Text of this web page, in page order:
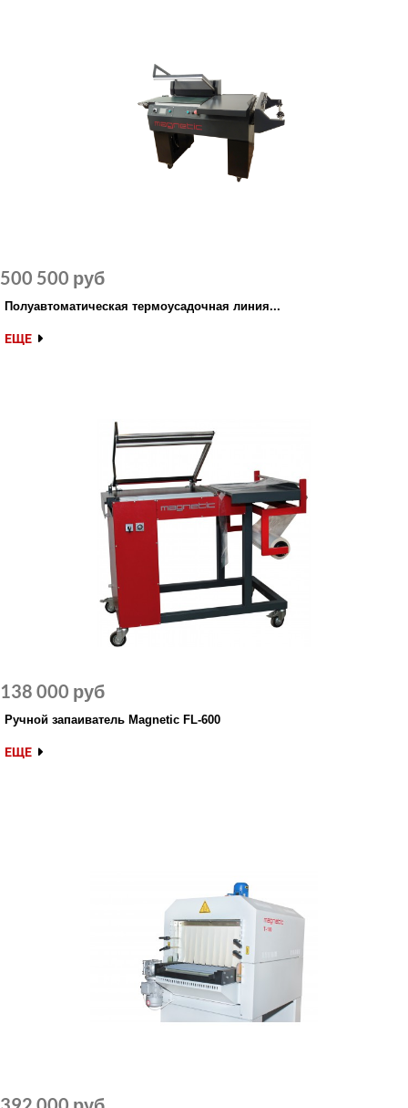
Полуавтоматическая термоусадочная линия...
500 500 руб
ЕЩЕ
Ручной запаиватель Magnetic FL-600
138 000 руб
ЕЩЕ